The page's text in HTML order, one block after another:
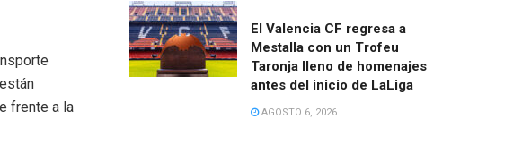
frente a la
El Valencia CF regresa a
Mestalla con un Trofeu
Taronja lleno de homenajes
antes del inicio de LaLiga
AGOSTO 6, 2026